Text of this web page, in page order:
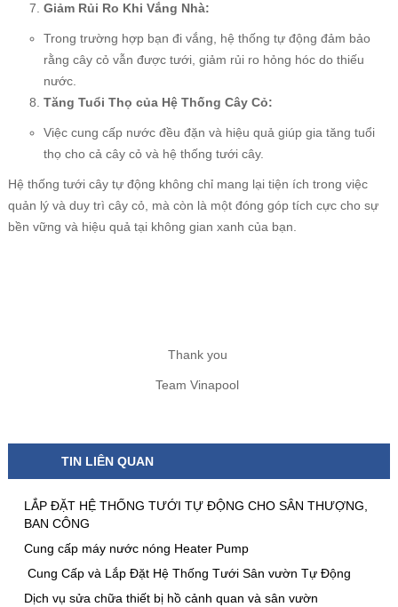
Giảm Rủi Ro Khi Vắng Nhà:
Trong trường hợp bạn đi vắng, hệ thống tự động đảm bảo
rằng cây cỏ vẫn được tưới, giảm rủi ro hỏng hóc do thiếu
nước.
Tăng Tuổi Thọ của Hệ Thống Cây Cỏ:
Việc cung cấp nước đều đặn và hiệu quả giúp gia tăng tuổi
thọ cho cả cây cỏ và hệ thống tưới cây.
Hệ thống tưới cây tự động không chỉ mang lại tiện ích trong việc
quản lý và duy trì cây cỏ, mà còn là một đóng góp tích cực cho sự
bền vững và hiệu quả tại không gian xanh của bạn.
Thank you
Team Vinapool
TIN LIÊN QUAN
LẮP ĐẶT HỆ THỐNG TƯỚI TỰ ĐỘNG CHO SÂN THƯỢNG,
BAN CÔNG
Cung cấp máy nước nóng Heater Pump
Cung Cấp và Lắp Đặt Hệ Thống Tưới Sân vườn Tự Động
Dịch vụ sửa chữa thiết bị hồ cảnh quan và sân vườn